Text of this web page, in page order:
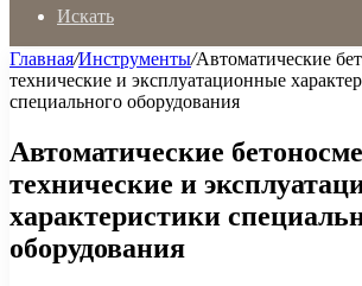
Искать
Главная/Инструменты/Автоматические
технические и эксплуатационные
специального оборудования
Автоматические
технические и
характеристики
оборудования